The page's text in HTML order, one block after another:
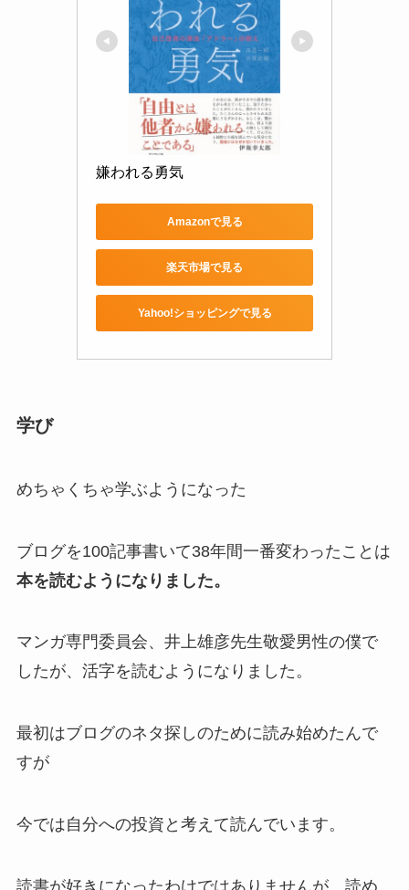
嫌われる勇気
Amazonで見る
楽天市場で見る
Yahoo!ショッピングで見る
学び
めちゃくちゃ学ぶようになった
ブログを100記事書いて38年間一番変わったことは
本を読むようになりました。
マンガ専門委員会、井上雄彦先生敬愛男性の僕で
したが、活字を読むようになりました。
最初はブログのネタ探しのために読み始めたんで
すが
今では自分への投資と考えて読んでいます。
読書が好きになったわけではありませんが、読め